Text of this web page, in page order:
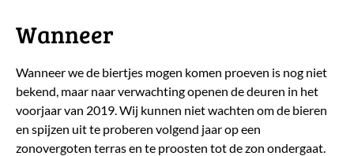
Wanneer
Wanneer we de biertjes mogen komen proeven is nog niet
bekend, maar naar verwachting openen de deuren in het
voorjaar van 2019. Wij kunnen niet wachten om de bieren
en spijzen uit te proberen volgend jaar op een
zonovergoten terras en te proosten tot de zon ondergaat.